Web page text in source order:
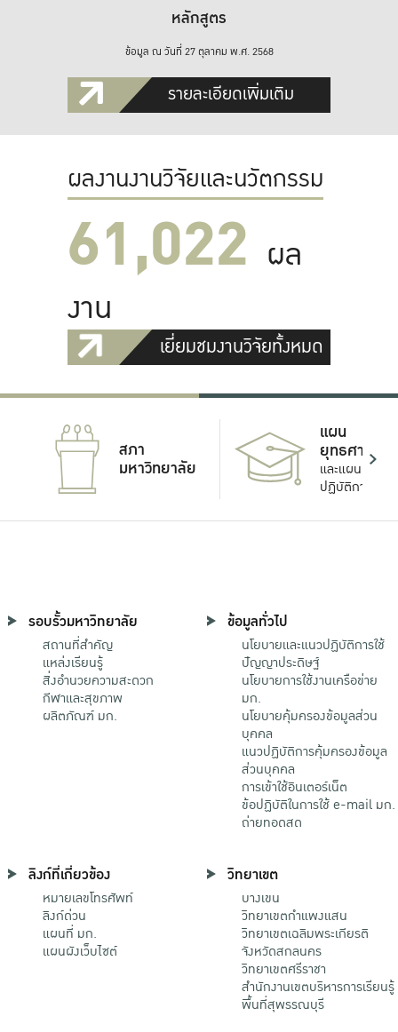
หลักสูตร
ข้อมูล ณ วันที่ 27 ตุลาคม พ.ศ. 2568
รายละเอียดเพิ่มเติม
ผลงานงานวิจัยและนวัตกรรม
61,022 ผล
งาน
เยี่ยมชมงานวิจัยทั้งหมด
สภา
มหาวิทยาลัย
แผน
ยุทธศาสตร์
และแผน
ปฏิบัติการ
รอบรั้วมหาวิทยาลัย
สถานที่สำคัญ
แหล่งเรียนรู้
สิ่งอำนวยความสะดวก
กีฬาและสุขภาพ
ผลิตภัณฑ์ มก.
ข้อมูลทั่วไป
นโยบายและแนวปฏิบัติการใช้
ปัญญาประดิษฐ์
นโยบายการใช้งานเครือข่าย
มก.
นโยบายคุ้มครองข้อมูลส่วน
บุคคล
แนวปฏิบัติการคุ้มครองข้อมูล
ส่วนบุคคล
การเข้าใช้อินเตอร์เน็ต
ข้อปฏิบัติในการใช้ e-mail มก.
ถ่ายทอดสด
ลิงก์ที่เกี่ยวข้อง
หมายเลขโทรศัพท์
ลิงก์ด่วน
แผนที่ มก.
แผนผังเว็บไซต์
วิทยาเขต
บางเขน
วิทยาเขตกําแพงแสน
วิทยาเขตเฉลิมพระเกียรติ
จังหวัดสกลนคร
วิทยาเขตศรีราชา
สำนักงานเขตบริหารการเรียนรู้
พื้นที่สุพรรณบุรี